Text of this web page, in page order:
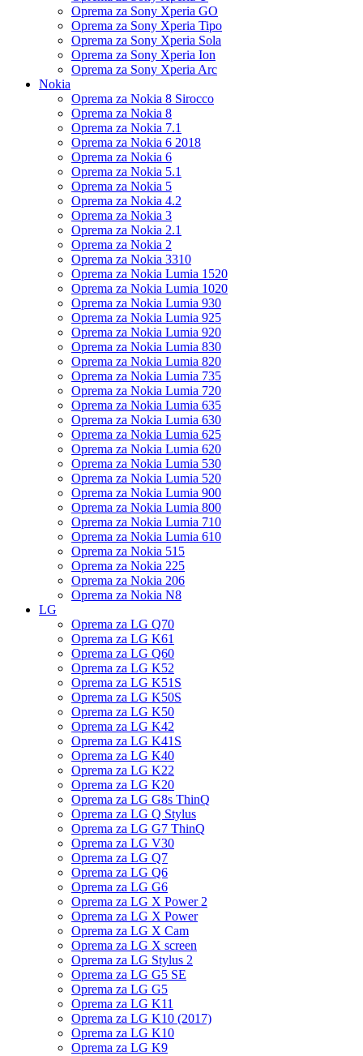
Oprema za Sony Xperia GO
Oprema za Sony Xperia Tipo
Oprema za Sony Xperia Sola
Oprema za Sony Xperia Ion
Oprema za Sony Xperia Arc
Nokia
Oprema za Nokia 8 Sirocco
Oprema za Nokia 8
Oprema za Nokia 7.1
Oprema za Nokia 6 2018
Oprema za Nokia 6
Oprema za Nokia 5.1
Oprema za Nokia 5
Oprema za Nokia 4.2
Oprema za Nokia 3
Oprema za Nokia 2.1
Oprema za Nokia 2
Oprema za Nokia 3310
Oprema za Nokia Lumia 1520
Oprema za Nokia Lumia 1020
Oprema za Nokia Lumia 930
Oprema za Nokia Lumia 925
Oprema za Nokia Lumia 920
Oprema za Nokia Lumia 830
Oprema za Nokia Lumia 820
Oprema za Nokia Lumia 735
Oprema za Nokia Lumia 720
Oprema za Nokia Lumia 635
Oprema za Nokia Lumia 630
Oprema za Nokia Lumia 625
Oprema za Nokia Lumia 620
Oprema za Nokia Lumia 530
Oprema za Nokia Lumia 520
Oprema za Nokia Lumia 900
Oprema za Nokia Lumia 800
Oprema za Nokia Lumia 710
Oprema za Nokia Lumia 610
Oprema za Nokia 515
Oprema za Nokia 225
Oprema za Nokia 206
Oprema za Nokia N8
LG
Oprema za LG Q70
Oprema za LG K61
Oprema za LG Q60
Oprema za LG K52
Oprema za LG K51S
Oprema za LG K50S
Oprema za LG K50
Oprema za LG K42
Oprema za LG K41S
Oprema za LG K40
Oprema za LG K22
Oprema za LG K20
Oprema za LG G8s ThinQ
Oprema za LG Q Stylus
Oprema za LG G7 ThinQ
Oprema za LG V30
Oprema za LG Q7
Oprema za LG Q6
Oprema za LG G6
Oprema za LG X Power 2
Oprema za LG X Power
Oprema za LG X Cam
Oprema za LG X screen
Oprema za LG Stylus 2
Oprema za LG G5 SE
Oprema za LG G5
Oprema za LG K11
Oprema za LG K10 (2017)
Oprema za LG K10
Oprema za LG K9